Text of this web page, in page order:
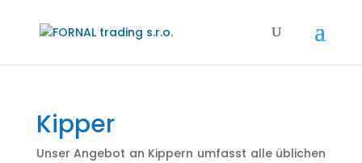
Kipper
Unser Angebot an Kippern umfasst alle üblichen